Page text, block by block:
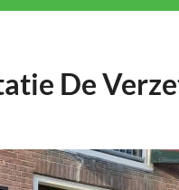
De